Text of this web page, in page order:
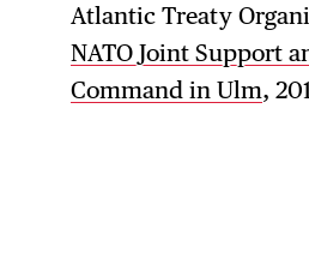
Atlantic Treaty
NATO Joint Support
Command in Ulm,